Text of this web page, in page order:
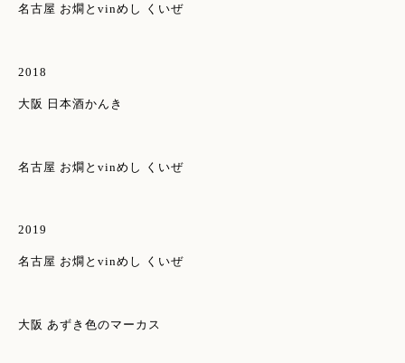
名古屋 お燗とvinめし くいぜ
2018
大阪 日本酒かんき
名古屋 お燗とvinめし くいぜ
2019
名古屋 お燗とvinめし くいぜ
大阪 あずき色のマーカス